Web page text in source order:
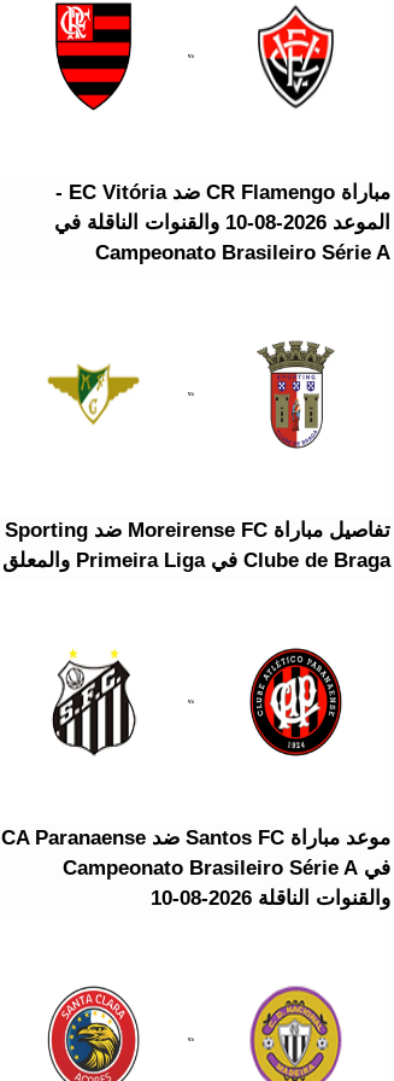
مباراة CR Flamengo ضد EC Vitória -
الموعد 2026-08-10 والقنوات الناقلة في
Campeonato Brasileiro Série A
تفاصيل مباراة Moreirense FC ضد Sporting
Clube de Braga في Primeira Liga والمعلق
موعد مباراة Santos FC ضد CA Paranaense
في Campeonato Brasileiro Série A
والقنوات الناقلة 2026-08-10